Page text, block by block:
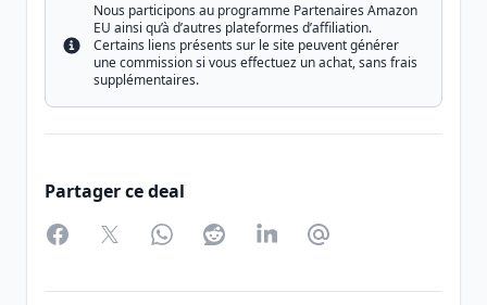
Info
Nous participons au programme Partenaires Amazon
EU ainsi qu’à d’autres plateformes d’affiliation.
Certains liens présents sur le site peuvent générer
une commission si vous effectuez un achat, sans frais
supplémentaires.
Partager ce deal
FacebookTwitterWhatsAppRedditLinkedInPartager par Email